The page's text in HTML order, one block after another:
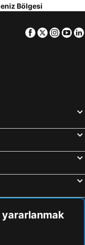
Bölgesi Otelleri
Bölgesi
Facebook
Twitter